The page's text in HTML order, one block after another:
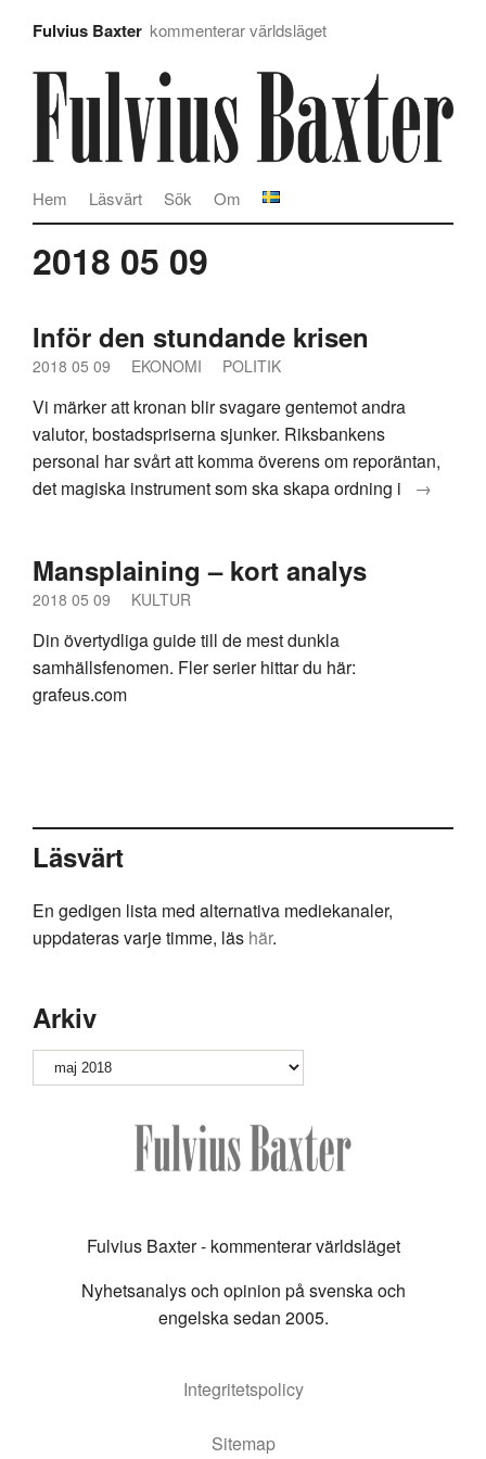
Fulvius Baxter kommenterar världsläget
Om
Sök
Läsvärt
Hem
2018 05 09
Inför den stundande krisen
2018 05 09 EKONOMI POLITIK
Vi märker att kronan blir svagare gentemot andra
valutor, bostadspriserna sjunker. Riksbankens
personal har svårt att komma överens om reporäntan,
det magiska instrument som ska skapa ordning i
→
Mansplaining – kort analys
2018 05 09 KULTUR
Din övertydliga guide till de mest dunkla
samhällsfenomen. Fler serier hittar du här:
grafeus.com
Läsvärt
En gedigen lista med alternativa mediekanaler,
uppdateras varje timme, läs här.
Arkiv
Arkiv
Fulvius Baxter - kommenterar världsläget
Nyhetsanalys och opinion på svenska och
engelska sedan 2005.
Integritetspolicy
Sitemap